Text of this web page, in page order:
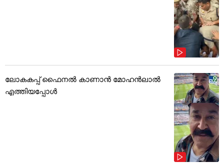
ലോകകപ്പ് ഫൈനൽ കാണാൻ മോഹൻലാൽ
എത്തിയപ്പോൾ